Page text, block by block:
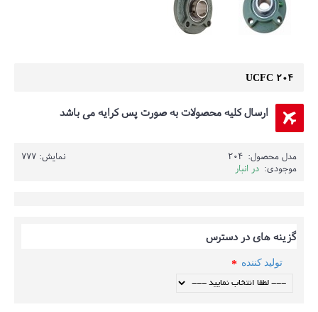
UCFC 204
ارسال کلیه محصولات به صورت پس کرایه می باشد
نمایش: 777 مدل محصول: 204
موجودی: در انبار
گزینه های در دسترس
تولید کننده